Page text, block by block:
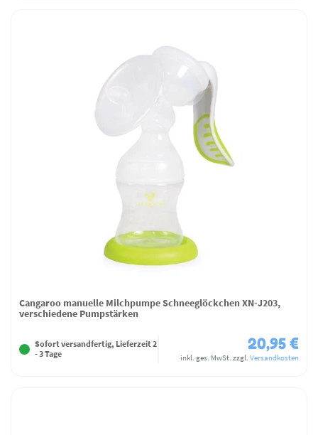
Cangaroo manuelle Milchpumpe Schneeglöckchen XN-J203,
verschiedene Pumpstärken
Sofort versandfertig, Lieferzeit 2
- 3 Tage
20,95 €
inkl. ges. MwSt. zzgl. Versandkosten